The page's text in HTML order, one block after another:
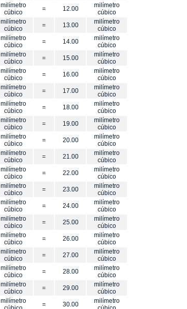
milímetro
cúbico
= 12.00
milímetro
cúbico
milímetro
cúbico
= 13.00
milímetro
cúbico
milímetro
cúbico
= 14.00
milímetro
cúbico
milímetro
cúbico
= 15.00
milímetro
cúbico
milímetro
cúbico
= 16.00
milímetro
cúbico
milímetro
cúbico
= 17.00
milímetro
cúbico
milímetro
cúbico
= 18.00
milímetro
cúbico
milímetro
cúbico
= 19.00
milímetro
cúbico
milímetro
cúbico
= 20.00
milímetro
cúbico
milímetro
cúbico
= 21.00
milímetro
cúbico
milímetro
cúbico
= 22.00
milímetro
cúbico
milímetro
cúbico
= 23.00
milímetro
cúbico
milímetro
cúbico
= 24.00
milímetro
cúbico
milímetro
cúbico
= 25.00
milímetro
cúbico
milímetro
cúbico
= 26.00
milímetro
cúbico
milímetro
cúbico
= 27.00
milímetro
cúbico
milímetro
cúbico
= 28.00
milímetro
cúbico
milímetro
cúbico
= 29.00
milímetro
cúbico
milímetro
= 30.00
milímetro